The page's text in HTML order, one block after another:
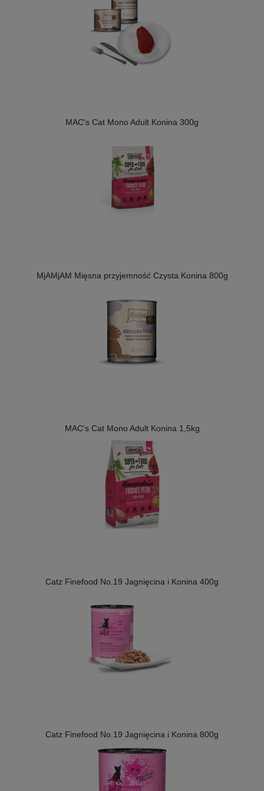
MAC's Cat Mono Adult Konina 300g
MjAMjAM Mięsna przyjemność Czysta Konina 800g
MAC's Cat Mono Adult Konina 1,5kg
Catz Finefood No.19 Jagnięcina i Konina 400g
Catz Finefood No.19 Jagnięcina i Konina 800g